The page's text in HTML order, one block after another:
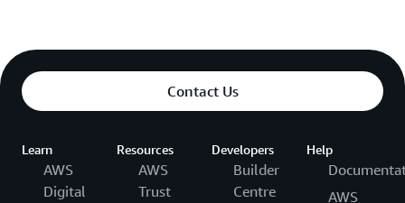
Contact Us
Learn
AWS
Digital
Resources
AWS
Trust
Developers
Builder
Centre
Help
AWS